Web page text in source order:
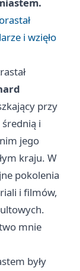
i wzięło
przy
średnią i
jego
kraju. W
pokolenia
i filmów,
mnie
były